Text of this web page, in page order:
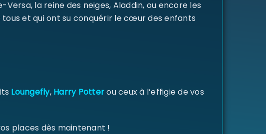
la reine des neiges, Aladdin, ou encore les
tous et qui ont su conquérir le cœur des enfants
Loungefly,Harry Potterou ceux à l’effigie de vos
places dès maintenant !